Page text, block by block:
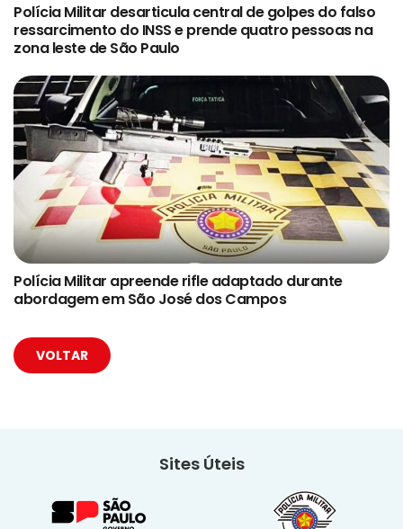
Polícia Militar desarticula central de golpes do falso
ressarcimento do INSS e prende quatro pessoas na
zona leste de São Paulo
Polícia Militar apreende rifle adaptado durante
abordagem em São José dos Campos
VOLTAR
Sites Úteis